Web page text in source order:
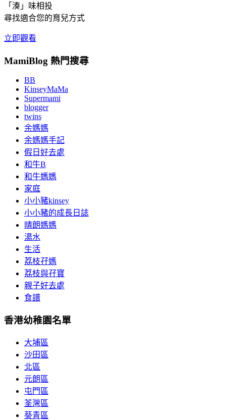
「湊」味相投
尋找適合您的育兒方式
立即觀看
MamiBlog 熱門搜尋
BB
KinseyMaMa
Supermami
blogger
twins
余媽媽
余媽媽手記
假日好去處
和牛B
和牛媽媽
家庭
小小豬kinsey
小小豬的成長日誌
晴朗媽媽
湯水
生活
荔枝孖媽
荔枝與孖寶
親子好去處
食譜
香港幼稚園名單
大埔區
沙田區
北區
元朗區
屯門區
荃灣區
葵青區